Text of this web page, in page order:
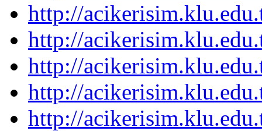
http://
http://
http://
http://
http://